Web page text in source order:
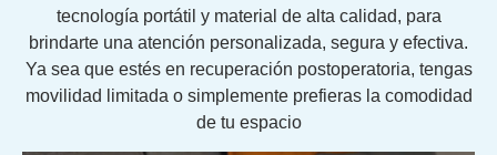
tecnología portátil y material de alta calidad, para
brindarte una atención personalizada, segura y efectiva.
Ya sea que estés en recuperación postoperatoria, tengas
movilidad limitada o simplemente prefieras la comodidad
de tu espacio